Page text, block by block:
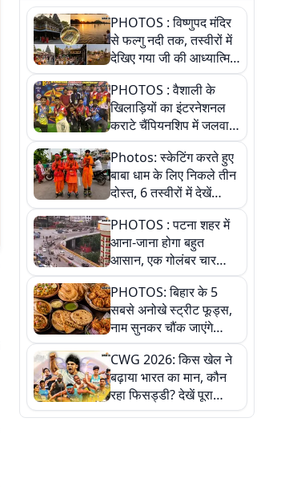
PHOTOS : विष्णुपद मंदिर
से फल्गु नदी तक, तस्वीरों में
देखिए गया जी की आध्यात्मिक
पहचान
PHOTOS : वैशाली के
खिलाड़ियों का इंटरनेशनल
कराटे चैंपियनशिप में जलवा,
जीते 9 पदक, पांच तस्वीर से
देखिए पूरा खेल
Photos: स्केटिंग करते हुए
बाबा धाम के लिए निकले तीन
दोस्त, 6 तस्वीरों में देखें
आस्था और जुनून की कहानी
PHOTOS : पटना शहर में
आना-जाना होगा बहुत
आसान, एक गोलंबर चार
फ्लाईओवर को जोड़ेगा
PHOTOS: बिहार के 5
सबसे अनोखे स्ट्रीट फूड्स,
नाम सुनकर चौंक जाएंगे
लेकिन स्वाद ऐसा कि बार-बार
खाने का करेगा मन
CWG 2026: किस खेल ने
बढ़ाया भारत का मान, कौन
रहा फिसड्डी? देखें पूरा
रिपोर्ट कार्ड